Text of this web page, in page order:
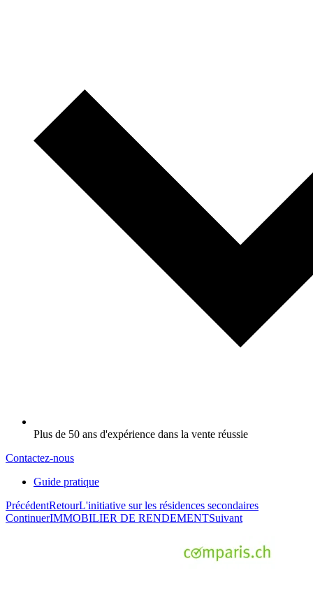
Plus de 50 ans d'expérience dans la vente réussie
Contactez-nous
Guide pratique
PrécédentRetourL'initiative sur les résidences secondaires
ContinuerIMMOBILIER DE RENDEMENTSuivant